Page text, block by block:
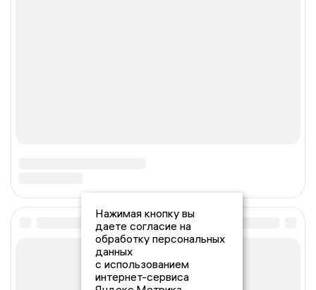
Нажимая кнопку вы
даете согласие на
обработку персональных
данных
с использованием
интернет-сервиса